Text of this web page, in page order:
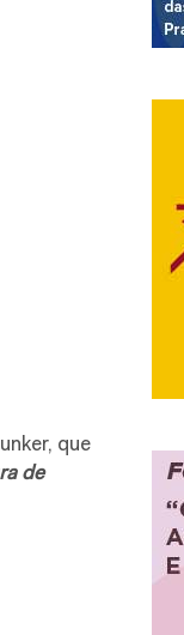
que
de